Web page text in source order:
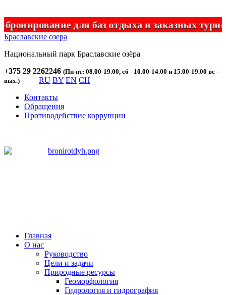
для баз отдыха и заказных
Браславские озера
Национальный парк Браславские озёра
+375 29 2262246 (Пн-пт: 08.00-19.00, сб - 10.00-14.00 и 15.00-19.00 вс -
вых.)
RU BY EN CH
Контакты
Обращения
Противодействие коррупции
Главная
О нас
Руководство
Цели и задачи
Природные ресурсы
Геоморфология
Гидрология и гидрография